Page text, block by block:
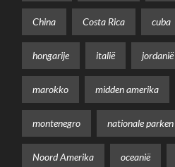
China Costa Rica cuba
hongarije italië jordanië
marokko midden amerika
montenegro nationale parken
Noord Amerika oceanië